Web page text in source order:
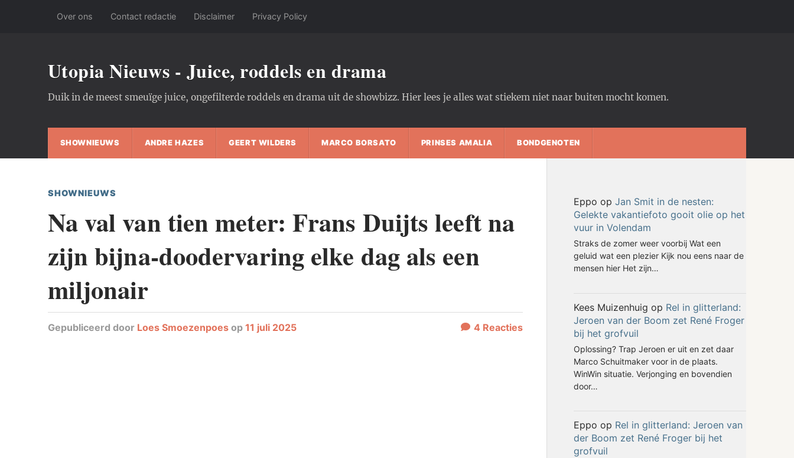
Over ons Contact redactie Disclaimer Privacy Policy
Utopia Nieuws - Juice, roddels en drama
Duik in de meest smeuïge juice, ongefilterde roddels en drama uit de showbizz. Hier lees je alles wat stiekem niet naar buiten mocht komen.
SHOWNIEUWS ANDRE HAZES GEERT WILDERS MARCO BORSATO PRINSES AMALIA BONDGENOTEN
SHOWNIEUWS
Na val van tien meter: Frans Duijts leeft na
zijn bijna-doodervaring elke dag als een
miljonair
Gepubliceerd door Loes Smoezenpoes op 11 juli 2025 4 Reacties
Eppo op Jan Smit in de nesten:
Gelekte vakantiefoto gooit olie op het
vuur in Volendam
Straks de zomer weer voorbij Wat een
geluid wat een plezier Kijk nou eens naar de
mensen hier Het zijn…
Kees Muizenhuig op Rel in glitterland:
Jeroen van der Boom zet René Froger
bij het grofvuil
Oplossing? Trap Jeroen er uit en zet daar
Marco Schuitmaker voor in de plaats.
WinWin situatie. Verjonging en bovendien
door…
Eppo op Rel in glitterland: Jeroen van
der Boom zet René Froger bij het
grofvuil